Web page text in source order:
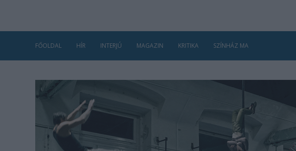
FŐOLDAL HÍR INTERJÚ MAGAZIN KRITIKA SZÍNHÁZ MA